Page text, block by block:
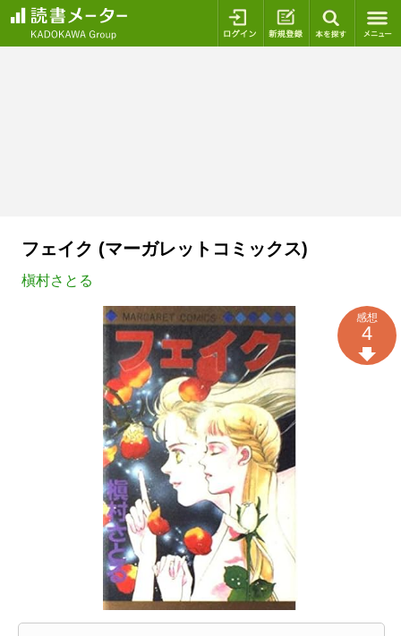
ログイン 新規登録
フェイク (マーガレットコミックス)
槇村さとる
感想
4